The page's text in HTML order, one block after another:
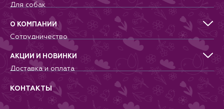
Для собак
Для кошек
Для грызунов
Для птиц
Аквариумистика, пруд, море
Террариумистика
О КОМПАНИИ
Сотрудничество
Питомникам
Добрые дела
Новости
Контакты
Вопрос-Ответ
АКЦИИ И НОВИНКИ
Доставка и оплата
Гарантии и возврат
Вакансии
Политика
Соглашение
КОНТАКТЫ